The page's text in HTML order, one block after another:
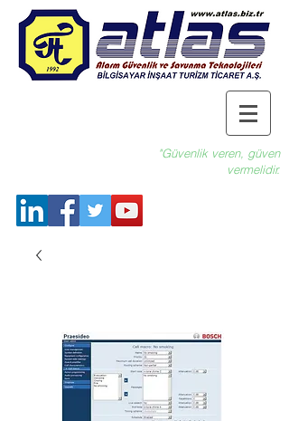
"Güvenlik veren, güven
vermelidir.